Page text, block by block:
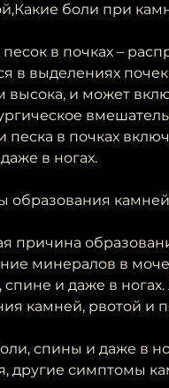
боли при
в почках –
в выделениях
высока, и может
песка в почках
в ногах.
образования камней
причина
минералов в
спине и даже в
камней, рвотой и
спины и даже в
другие симптомы